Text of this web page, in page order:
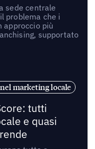
sede centrale
problema che i
approccio più
supportato
marketing locale
tutti
e quasi